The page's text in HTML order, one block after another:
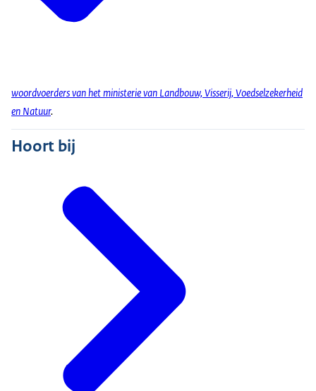
woordvoerders van het ministerie van Landbouw, Visserij, Voedselzekerheid
en Natuur.
Hoort bij